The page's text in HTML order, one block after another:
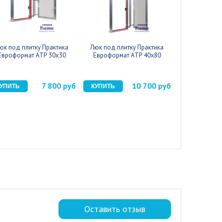
под плитку Практика
АТР 30x30
7 800 руб
Люк под плитку Практика
Евроформат АТР 40x80
10 700 руб
Оставить отзыв